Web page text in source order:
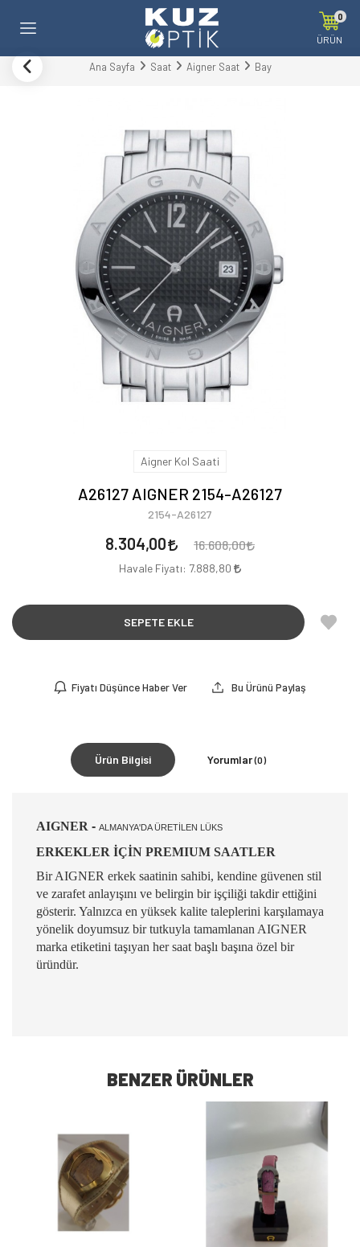
0
ÜRÜN
Ana Sayfa Saat Aigner Saat Bay
Aigner Kol Saati
A26127 AIGNER 2154-A26127
2154-A26127
8.304,00 16.608,00
Havale Fiyatı: 7.888,80
SEPETE EKLE
Fiyatı Düşünce Haber Ver Bu Ürünü Paylaş
Ürün Bilgisi Yorumlar(0)
AIGNER - ALMANYA'DA ÜRETİLEN LÜKS
ERKEKLER İÇİN PREMIUM SAATLER
Bir AIGNER erkek saatinin sahibi, kendine güvenen stil
ve zarafet anlayışını ve belirgin bir işçiliği takdir ettiğini
gösterir. Yalnızca en yüksek kalite taleplerini karşılamaya
yönelik doyumsuz bir tutkuyla tamamlanan AIGNER
marka etiketini taşıyan her saat başlı başına özel bir
üründür.
BENZER ÜRÜNLER